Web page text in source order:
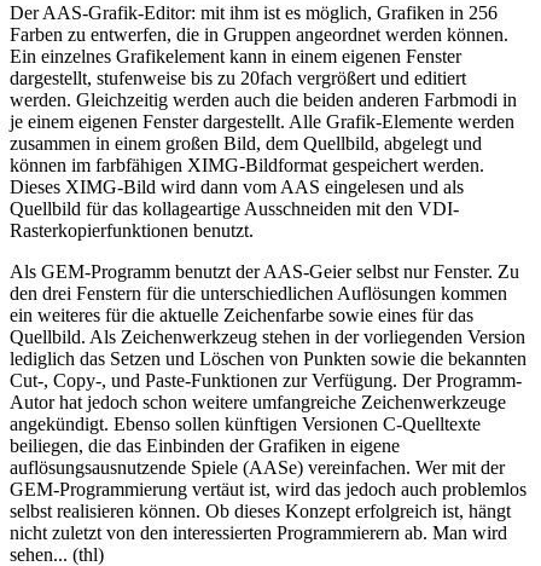
Der AAS-Grafik-Editor: mit ihm ist es möglich, Grafiken in 256
Farben zu entwerfen, die in Gruppen angeordnet werden können.
Ein einzelnes Grafikelement kann in einem eigenen Fenster
dargestellt, stufenweise bis zu 20fach vergrößert und editiert
werden. Gleichzeitig werden auch die beiden anderen Farbmodi in
je einem eigenen Fenster dargestellt. Alle Grafik-Elemente werden
zusammen in einem großen Bild, dem Quellbild, abgelegt und
können im farbfähigen XIMG-Bildformat gespeichert werden.
Dieses XIMG-Bild wird dann vom AAS eingelesen und als
Quellbild für das kollageartige Ausschneiden mit den VDI-
Rasterkopierfunktionen benutzt.
Als GEM-Programm benutzt der AAS-Geier selbst nur Fenster. Zu
den drei Fenstern für die unterschiedlichen Auflösungen kommen
ein weiteres für die aktuelle Zeichenfarbe sowie eines für das
Quellbild. Als Zeichenwerkzeug stehen in der vorliegenden Version
lediglich das Setzen und Löschen von Punkten sowie die bekannten
Cut-, Copy-, und Paste-Funktionen zur Verfügung. Der Programm-
Autor hat jedoch schon weitere umfangreiche Zeichenwerkzeuge
angekündigt. Ebenso sollen künftigen Versionen C-Quelltexte
beiliegen, die das Einbinden der Grafiken in eigene
auflösungsausnutzende Spiele (AASe) vereinfachen. Wer mit der
GEM-Programmierung vertäut ist, wird das jedoch auch problemlos
selbst realisieren können. Ob dieses Konzept erfolgreich ist, hängt
nicht zuletzt von den interessierten Programmierern ab. Man wird
sehen... (thl)